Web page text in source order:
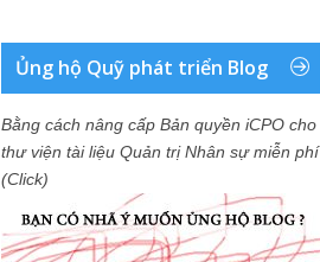
Ủng hộ Quỹ phát triển Blog
Bằng cách nâng cấp Bản quyền iCPO cho
thư viện tài liệu Quản trị Nhân sự miễn phí
(Click)